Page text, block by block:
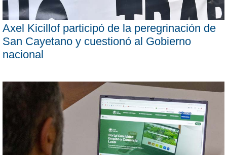
Axel Kicillof participó de la peregrinación de
San Cayetano y cuestionó al Gobierno
nacional